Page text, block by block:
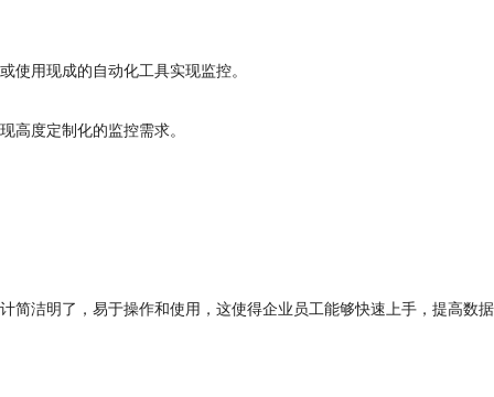
使用现成的自动化工具实现监控。
高度定制化的监控需求。
简洁明了，易于操作和使用，这使得企业员工能够快速上手，提高数